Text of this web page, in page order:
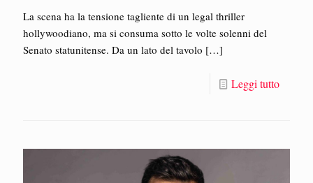
La scena ha la tensione tagliente di un legal thriller
hollywoodiano, ma si consuma sotto le volte solenni del
Senato statunitense. Da un lato del tavolo […]
Leggi tutto